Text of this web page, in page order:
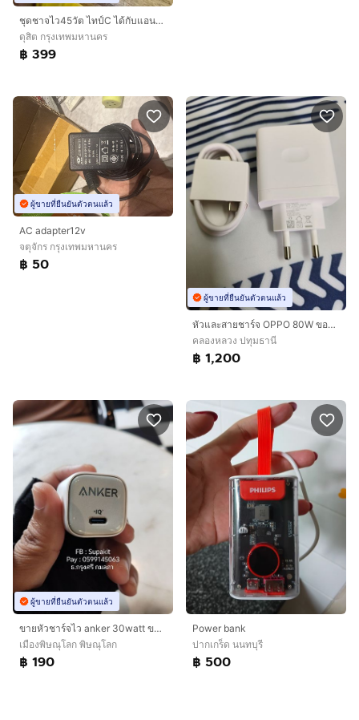
ชุดชาจไว45วัต ไทป์C ได้กับแอนอรอยทุกยี่ห้อ มาตรฐาน ลดจาก790
ดุสิต กรุงเทพมหานคร
฿ 399
ผู้ขายที่ยืนยันตัวตนแล้ว
AC adapter12v
จตุจักร กรุงเทพมหานคร
฿ 50
ผู้ขายที่ยืนยันตัวตนแล้ว
หัวและสายชาร์จ OPPO 80W ของแท้
คลองหลวง ปทุมธานี
฿ 1,200
ผู้ขายที่ยืนยันตัวตนแล้ว
ขายหัวชาร์จไว anker 30watt ของแท้มือสอง เป็น USB type c
เมืองพิษณุโลก พิษณุโลก
฿ 190
Power bank
ปากเกร็ด นนทบุรี
฿ 500